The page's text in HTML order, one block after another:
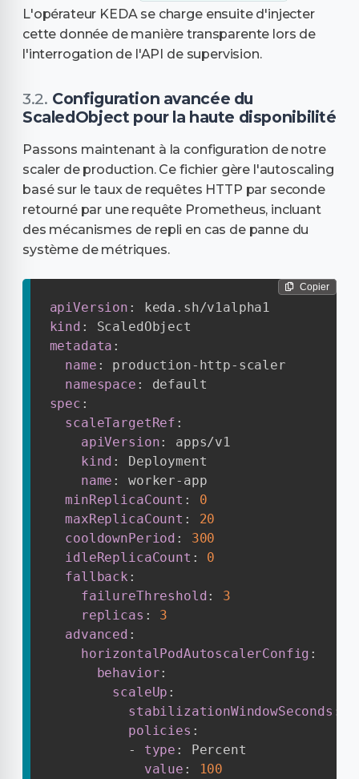
L'opérateur KEDA se charge ensuite d'injecter
cette donnée de manière transparente lors de
l'interrogation de l'API de supervision.
Configuration avancée du
ScaledObject pour la haute disponibilité
Passons maintenant à la configuration de notre
scaler de production. Ce fichier gère l'autoscaling
basé sur le taux de requêtes HTTP par seconde
retourné par une requête Prometheus, incluant
des mécanismes de repli en cas de panne du
système de métriques.
Copier
apiVersion :
kind :
metadata :
name : production- http- scaler
namespace :
spec :
scaleTargetRef :
apiVersion:
apps/v1
kind :
Deployment
name : worker- app
minReplicaCount :
0
maxReplicaCount :
20
cooldownPeriod :
300
idleReplicaCount :
0
fallback :
failureThreshold :
3
replicas :
3
advanced :
horizontalPodAutoscalerConfig :
behavior:
scaleUp :
stabilizationWindowSeconds :
policies :
-
type :
Percent
value :
100